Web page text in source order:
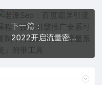
下一篇：
2022开启流量密码，13场行业头部大咖实操分享